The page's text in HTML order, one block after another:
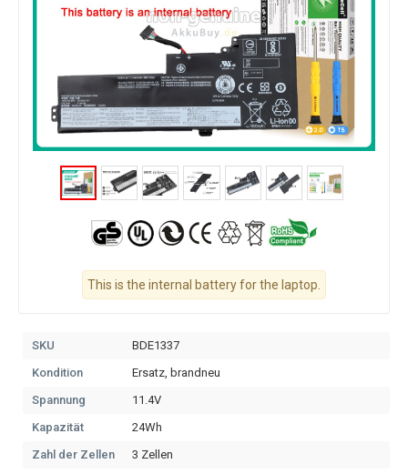
This is the internal battery for the laptop.
SKU
BDE1337
Kondition
Ersatz, brandneu
Spannung
11.4V
Kapazität
24Wh
Zahl der Zellen
3 Zellen